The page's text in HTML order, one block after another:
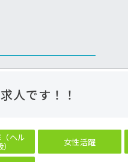
人です！！
ヘル 女性活躍